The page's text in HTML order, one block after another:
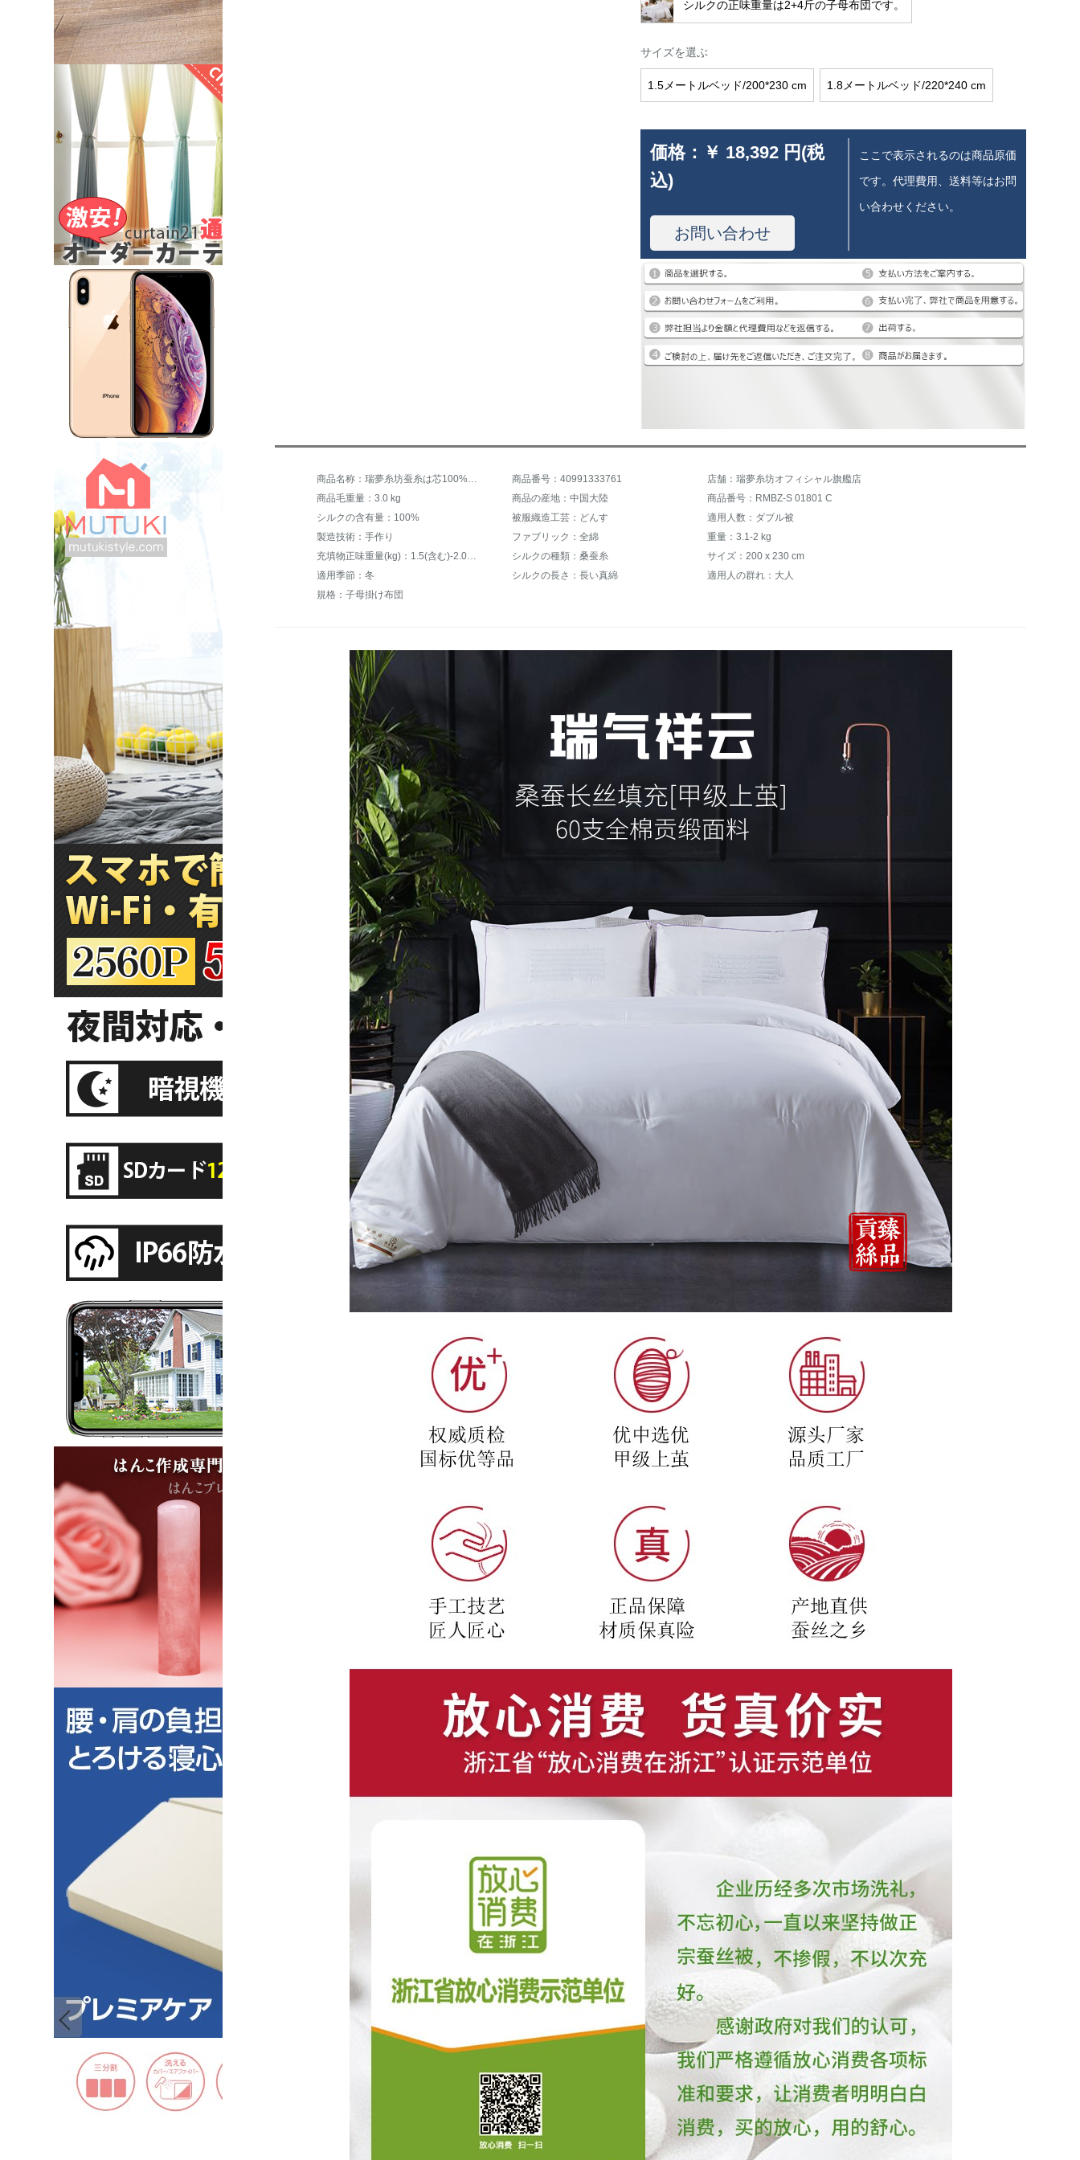
シルクの正味重量は2+4斤の子母布団です。
サイズを選ぶ
1.5メートルベッド/200*230 cm 1.8メートルベッド/220*240 cm
価格： ￥ 18,392 円(税
込)
お問い合わせ
ここで表示されるのは商品原価
です。代理費用、送料等はお問
い合わせください。
商品番号：40991333761
店舗：瑞夢糸坊オフィシャル旗艦店
商品毛重量：3.0 kg
商品の産地：中国大陸
商品番号：RMBZ-S 01801 C
シルクの含有量：100%
被服織造工芸：どんす
適用人数：ダブル被
製造技術：手作り
ファブリック：全綿
重量：3.1-2 kg
シルクの種類：桑蚕糸
サイズ：200 x 230 cm
適用季節：冬
シルクの長さ：長い真綿
適用人の群れ：大人
規格：子母掛け布団